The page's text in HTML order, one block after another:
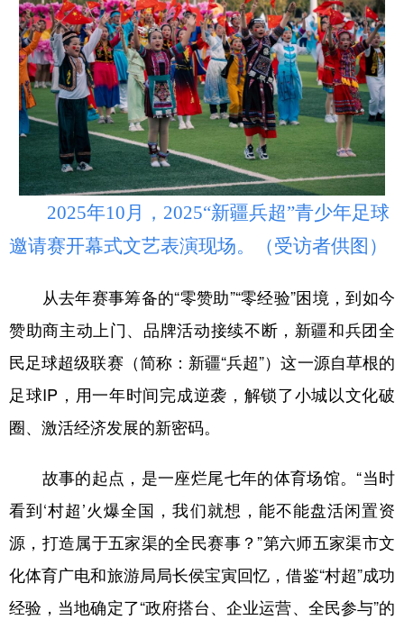
新疆 内蒙古 黑龙江
多语种频道
English Español Français عربى
Русский язык 日本語 한국어
Deutsch Português
2025年10月，2025“新疆兵超”青少年足球
邀请赛开幕式文艺表演现场。（受访者供图）
从去年赛事筹备的“零赞助”“零经验”困境，到如今
赞助商主动上门、品牌活动接续不断，新疆和兵团全
民足球超级联赛（简称：新疆“兵超”）这一源自草根的
足球IP，用一年时间完成逆袭，解锁了小城以文化破
圈、激活经济发展的新密码。
故事的起点，是一座烂尾七年的体育场馆。“当时
看到‘村超’火爆全国，我们就想，能不能盘活闲置资
源，打造属于五家渠的全民赛事？”第六师五家渠市文
化体育广电和旅游局局长侯宝寅回忆，借鉴“村超”成功
经验，当地确定了“政府搭台、企业运营、全民参与”的